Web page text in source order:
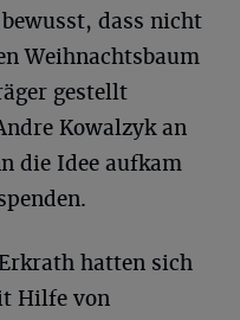
dass nicht
Weihnachtsbaum
gestellt
Kowalzyk an
die Idee aufkam
hatten sich
Hilfe von